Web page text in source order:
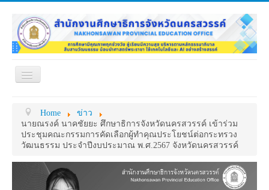
Toggle
หน่วยงานภายใน
MY OFFICE
ดาวน์โหลด
กระดาน ถาม-ตอบ
ข้อมูลการติดต่อ
Home
ข่าว
นายณรงค์ นาคชัยยะ ศึกษาธิการจังหวัดนครสวรรค์ เข้าร่วม
ประชุมคณะกรรมการคัดเลือกผู้ทำคุณประโยชน์ต่อกระทรวง
วัฒนธรรม ประจำปีงบประมาณ พ.ศ.2567 จังหวัดนครสวรรค์